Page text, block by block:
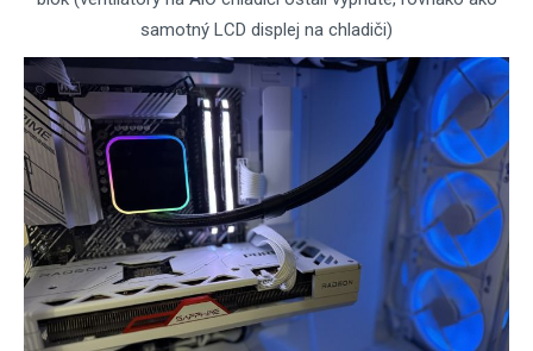
samotný LCD displej na chladiči)